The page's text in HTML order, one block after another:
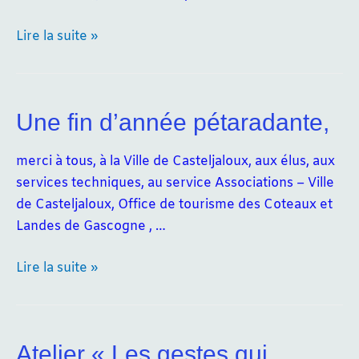
Merci
et
2024-
2025,
avec
et
vous
Lire la suite »
Une fin d’année pétaradante,
merci à tous, à la Ville de Casteljaloux​, aux élus, aux
services techniques, au service Associations – Ville
de Casteljaloux, Office de tourisme des Coteaux et
Landes de Gascogne , …
Une
Lire la suite »